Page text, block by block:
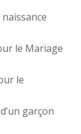
le Mariage
le
garçon